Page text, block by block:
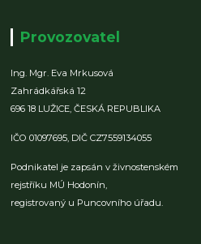
Provozovatel
Ing. Mgr. Eva Mrkusová
Zahrádkářská 12
696 18 LUŽICE,ČESKÁ REPUBLIKA
IČO 01097695, DIČ CZ7559134055
Podnikatel je zapsán v živnostenském
rejstříku MÚ Hodonín,
registrovaný u Puncovního úřadu.